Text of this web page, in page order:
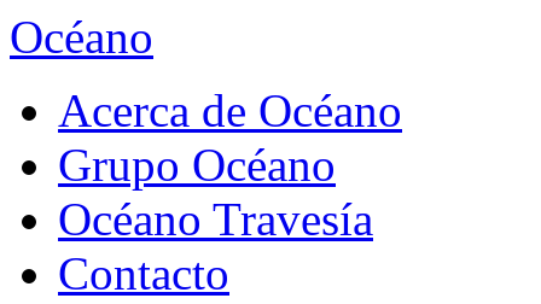
Océano
Acerca de Océano
Grupo Océano
Océano Travesía
Contacto